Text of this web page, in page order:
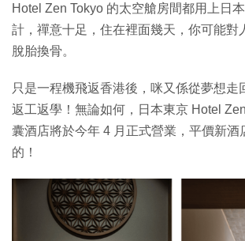
Hotel Zen Tokyo 的太空艙房間都用上日
計，禪意十足，住在裡面幾天，你可能對
脫胎換骨。
只是一程機飛返香港後，咪又係從夢想走
返工返學！無論如何，日本東京 Hotel
囊酒店將於今年 4 月正式營業，平價新酒
的！